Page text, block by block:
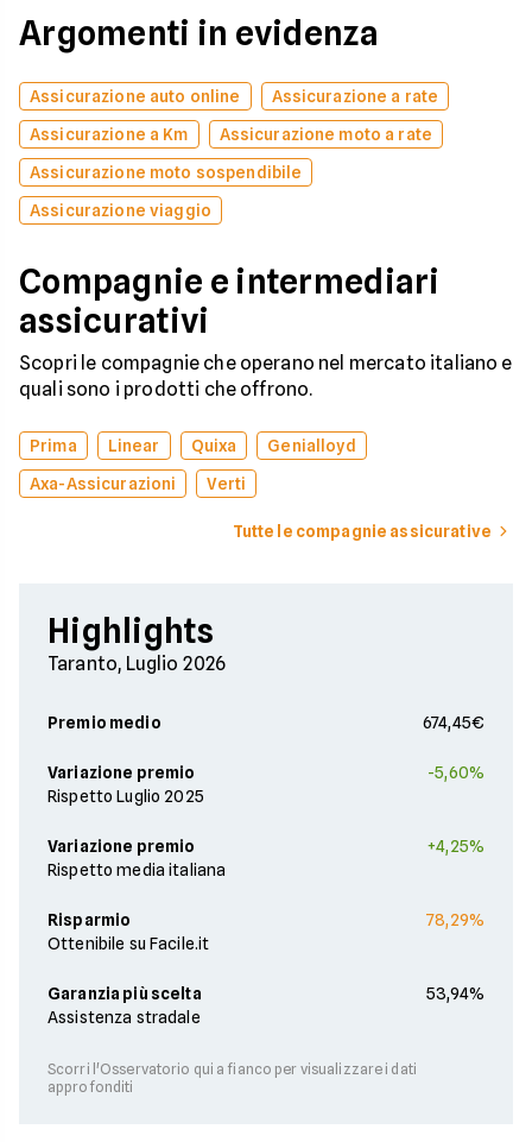
Argomenti in evidenza
Assicurazione auto online
Assicurazione a rate
Assicurazione a Km
Assicurazione moto a rate
Assicurazione moto sospendibile
Assicurazione viaggio
Compagnie e intermediari
assicurativi
Scopri le compagnie che operano nel mercato italiano e
quali sono i prodotti che offrono.
Prima Linear Quixa
Genialloyd
Axa-Assicurazioni
Verti
Tutte le compagnie assicurative
Highlights
Taranto, Luglio 2026
Premio medio 674,45€
Variazione premio
Rispetto Luglio 2025
-5,60%
Variazione premio
Rispetto media italiana
+4,25%
Risparmio
Ottenibile su Facile.it
78,29%
Garanzia più scelta
Assistenza stradale
53,94%
Scorri l'Osservatorio qui a fianco per visualizzare i dati
approfonditi